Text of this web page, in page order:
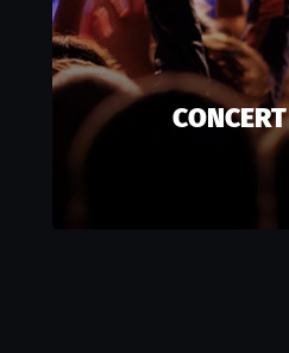
CONCERT